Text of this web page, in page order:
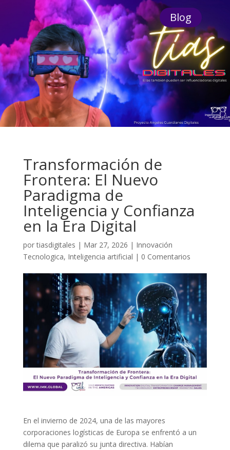
Blog
Transformación de
Frontera: El Nuevo
Paradigma de
Inteligencia y Confianza
en la Era Digital
portiasdigitales | Mar 27, 2026 | Innovación
Tecnologica, Inteligencia artificial | 0 Comentarios
En el invierno de 2024, una de las mayores
corporaciones logísticas de Europa se enfrentó a un
dilema que paralizó su junta directiva. Habían